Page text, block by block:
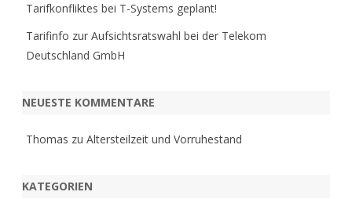
Tarifkonfliktes bei T-Systems geplant!
Tarifinfo zur Aufsichtsratswahl bei der Telekom
Deutschland GmbH
NEUESTE KOMMENTARE
Thomas zu Altersteilzeit und Vorruhestand
KATEGORIEN